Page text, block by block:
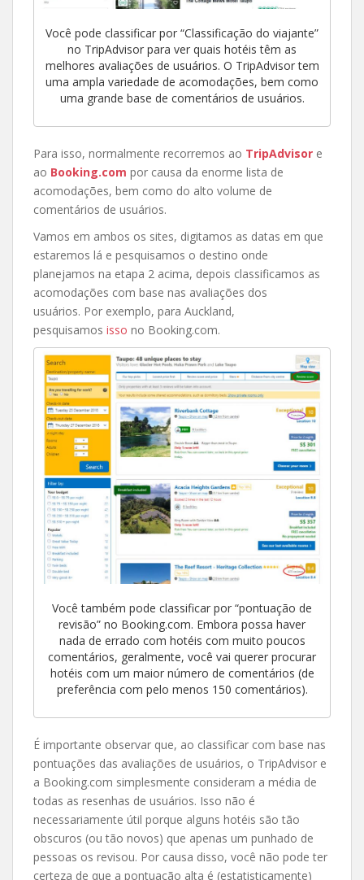
Você pode classificar por “Classificação do viajante”
no TripAdvisor para ver quais hotéis têm as
melhores avaliações de usuários. O TripAdvisor tem
uma ampla variedade de acomodações, bem como
uma grande base de comentários de usuários.
Para isso, normalmente recorremos ao TripAdvisor e
ao Booking.com por causa da enorme lista de
acomodações, bem como do alto volume de
comentários de usuários.
Vamos em ambos os sites, digitamos as datas em que
estaremos lá e pesquisamos o destino onde
planejamos na etapa 2 acima, depois classificamos as
acomodações com base nas avaliações dos
usuários. Por exemplo, para Auckland,
pesquisamos isso no Booking.com.
Você também pode classificar por “pontuação de
revisão” no Booking.com. Embora possa haver
nada de errado com hotéis com muito poucos
comentários, geralmente, você vai querer procurar
hotéis com um maior número de comentários (de
preferência com pelo menos 150 comentários).
É importante observar que, ao classificar com base nas
pontuações das avaliações de usuários, o TripAdvisor e
a Booking.com simplesmente consideram a média de
todas as resenhas de usuários. Isso não é
necessariamente útil porque alguns hotéis são tão
obscuros (ou tão novos) que apenas um punhado de
pessoas os revisou. Por causa disso, você não pode ter
certeza de que a pontuação alta é (estatisticamente)